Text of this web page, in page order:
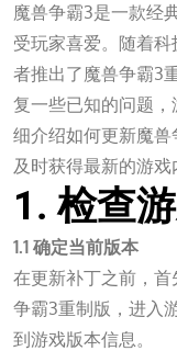
魔兽争霸3是一款经
受玩家喜爱。随着
者推出了魔兽争霸3
复一些已知的问题
细介绍如何更新魔
及时获得最新的游戏
1. 检查
1.1 确定当前版本
在更新补丁之前，
争霸3重制版，进入
到游戏版本信息。